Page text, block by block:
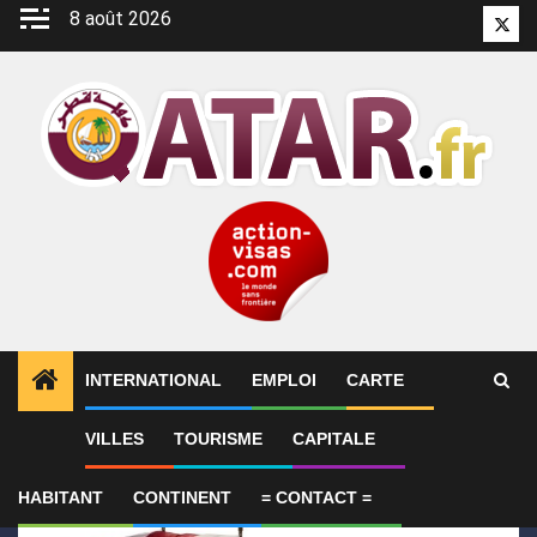
Aller
8 août 2026
INTERNATIONAL EMPLOI CARTE
VILLES TOURISME CAPITALE
HABITANT CONTINENT = CONTACT =
ALERTES INFO 1 Le Qatar condamne l’attentat